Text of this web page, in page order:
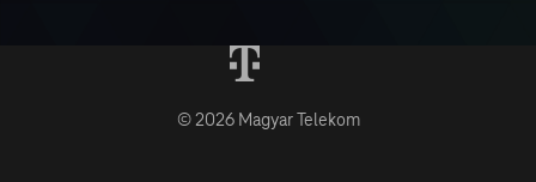
© 2026 Magyar Telekom